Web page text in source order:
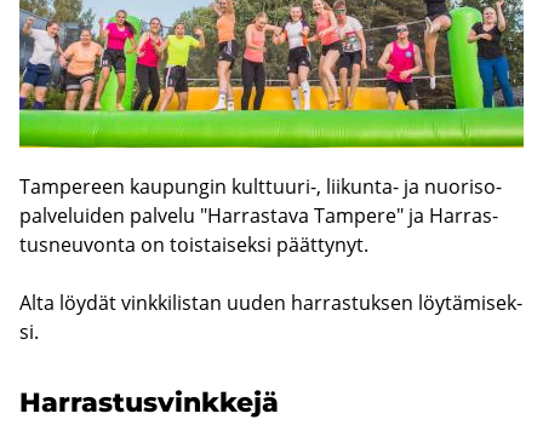
Tam­pe­reen kau­pun­gin kulttuuri-​, liikunta-​ ja nuo­ri­so­
pal­ve­lui­den pal­ve­lu "Har­ras­ta­va Tam­pe­re" ja Har­ras­
tus­neu­von­ta on tois­tai­sek­si päät­ty­nyt.
Alta löy­dät vink­ki­lis­tan uuden har­ras­tuk­sen löy­tä­mi­sek­
si.
Har­ras­tus­vink­ke­jä